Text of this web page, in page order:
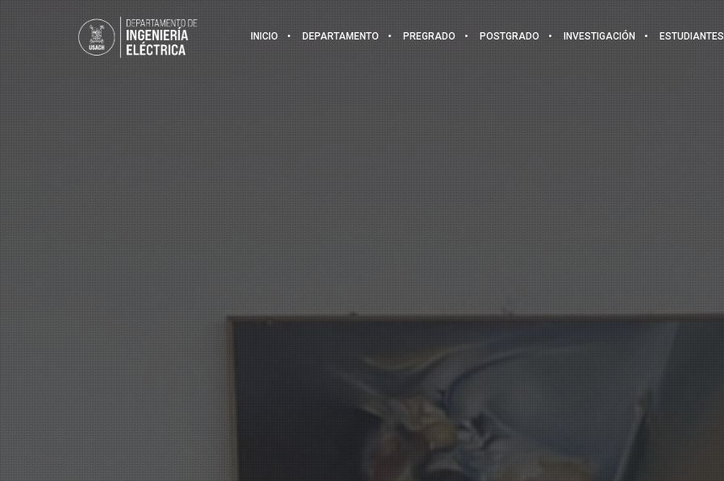
INICIO DEPARTAMENTO PREGRADO POSTGRADO INVESTIGACIÓN ESTUDIANTES